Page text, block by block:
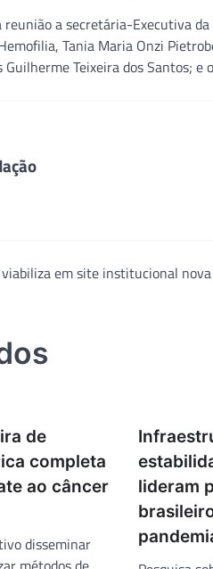
a secretária-Executiva
Tania Maria Onzi
Guilherme Teixeira dos Santos;
em site institucional
de
completa
ao câncer
disseminar
lideram